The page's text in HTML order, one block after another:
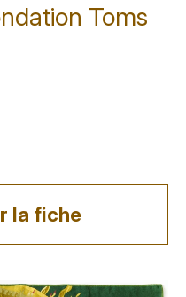
Toms
la fiche